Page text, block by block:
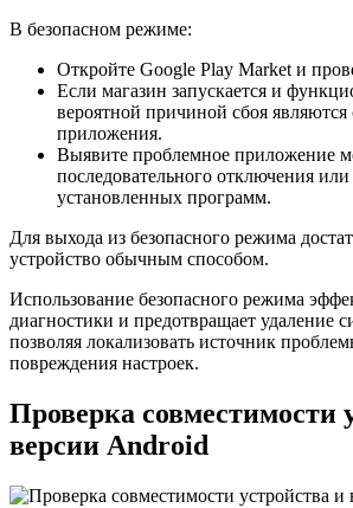
В безопасном режиме:
Откройте Google Play Market и
Если магазин запускается и
вероятной причиной сбоя являются
приложения.
Выявите проблемное приложение
последовательного отключения
установленных программ.
Для выхода из безопасного режима
устройство обычным способом.
Использование безопасного режима
диагностики и предотвращает удаление
позволяя локализовать источник
повреждения настроек.
Проверка совместимости
версии Android